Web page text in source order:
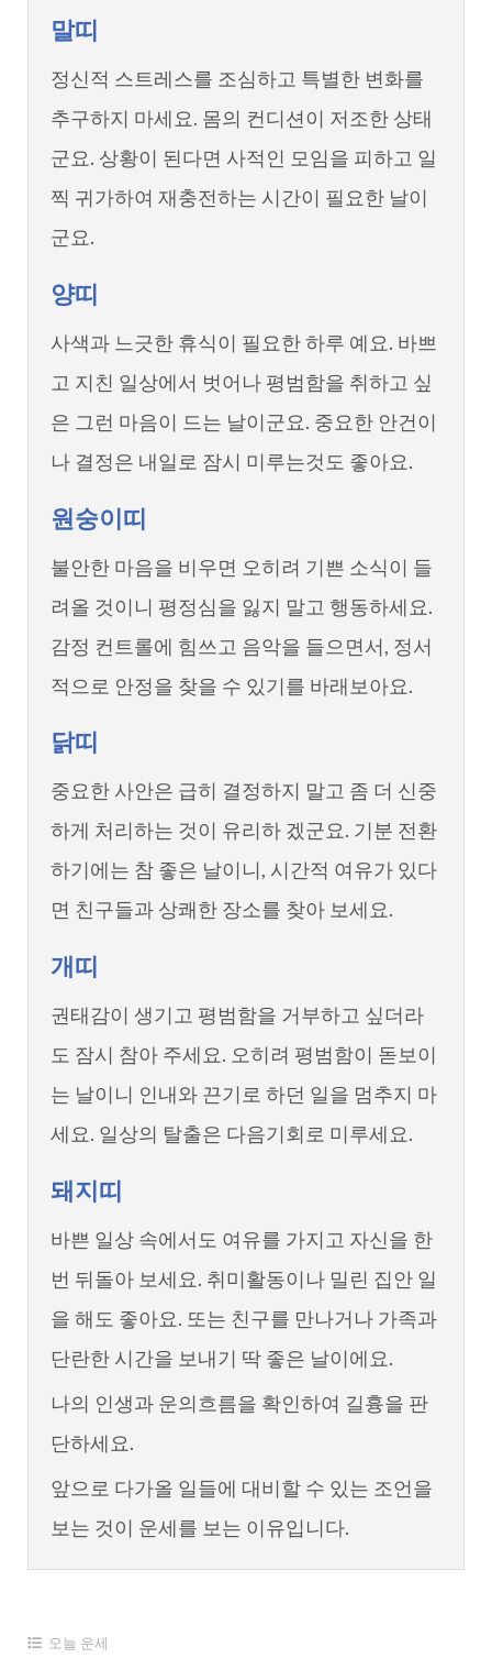
말띠
정신적 스트레스를 조심하고 특별한 변화를
추구하지 마세요. 몸의 컨디션이 저조한 상태
군요. 상황이 된다면 사적인 모임을 피하고 일
찍 귀가하여 재충전하는 시간이 필요한 날이
군요.
양띠
사색과 느긋한 휴식이 필요한 하루 예요. 바쁘
고 지친 일상에서 벗어나 평범함을 취하고 싶
은 그런 마음이 드는 날이군요. 중요한 안건이
나 결정은 내일로 잠시 미루는것도 좋아요.
원숭이띠
불안한 마음을 비우면 오히려 기쁜 소식이 들
려올 것이니 평정심을 잃지 말고 행동하세요.
감정 컨트롤에 힘쓰고 음악을 들으면서, 정서
적으로 안정을 찾을 수 있기를 바래보아요.
닭띠
중요한 사안은 급히 결정하지 말고 좀 더 신중
하게 처리하는 것이 유리하 겠군요. 기분 전환
하기에는 참 좋은 날이니, 시간적 여유가 있다
면 친구들과 상쾌한 장소를 찾아 보세요.
개띠
권태감이 생기고 평범함을 거부하고 싶더라
도 잠시 참아 주세요. 오히려 평범함이 돋보이
는 날이니 인내와 끈기로 하던 일을 멈추지 마
세요. 일상의 탈출은 다음기회로 미루세요.
돼지띠
바쁜 일상 속에서도 여유를 가지고 자신을 한
번 뒤돌아 보세요. 취미활동이나 밀린 집안 일
을 해도 좋아요. 또는 친구를 만나거나 가족과
단란한 시간을 보내기 딱 좋은 날이에요.
나의 인생과 운의흐름을 확인하여 길흉을 판
단하세요.
앞으로 다가올 일들에 대비할 수 있는 조언을
보는 것이 운세를 보는 이유입니다.
오늘 운세